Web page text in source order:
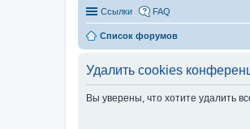
Ссылки FAQ
Список форумов
Удалить cookies
Вы уверены, что хотите удалить